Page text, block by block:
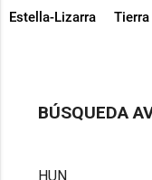
Estella-Lizarra
BÚSQUEDA